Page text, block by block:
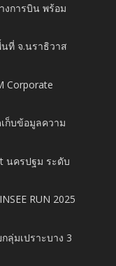
งการบิน พร้อม
นที่ จ.นราธิวาส
Corporate
ก็บข้อมูลความ
นครปฐม ระดับ
RUN 2025
ลุ่มเปราะบาง 3